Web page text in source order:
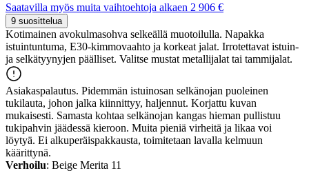
Saatavilla myös muita vaihtoehtoja alkaen 2 906 €
9 suosittelua
Kotimainen avokulmasohva selkeällä muotoilulla. Napakka
istuintuntuma, E30-kimmovaahto ja korkeat jalat. Irrotettavat istuin-
ja selkätyynyjen päälliset. Valitse mustat metallijalat tai tammijalat.
Asiakaspalautus. Pidemmän istuinosan selkänojan puoleinen
tukilauta, johon jalka kiinnittyy, haljennut. Korjattu kuvan
mukaisesti. Samasta kohtaa selkänojan kangas hieman pullistuu
tukipahvin jäädessä kieroon. Muita pieniä virheitä ja likaa voi
löytyä. Ei alkuperäispakkausta, toimitetaan lavalla kelmuun
käärittynä.
Verhoilu: Beige Merita 11